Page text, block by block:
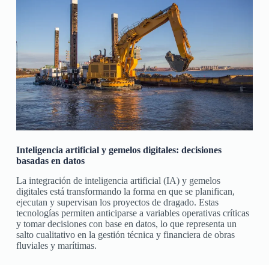
Inteligencia artificial y gemelos digitales: decisiones
basadas en datos
La integración de inteligencia artificial (IA) y gemelos
digitales está transformando la forma en que se planifican,
ejecutan y supervisan los proyectos de dragado. Estas
tecnologías permiten anticiparse a variables operativas críticas
y tomar decisiones con base en datos, lo que representa un
salto cualitativo en la gestión técnica y financiera de obras
fluviales y marítimas.